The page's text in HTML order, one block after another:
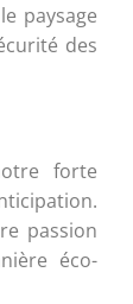
paysage
des
forte
passion
éco-